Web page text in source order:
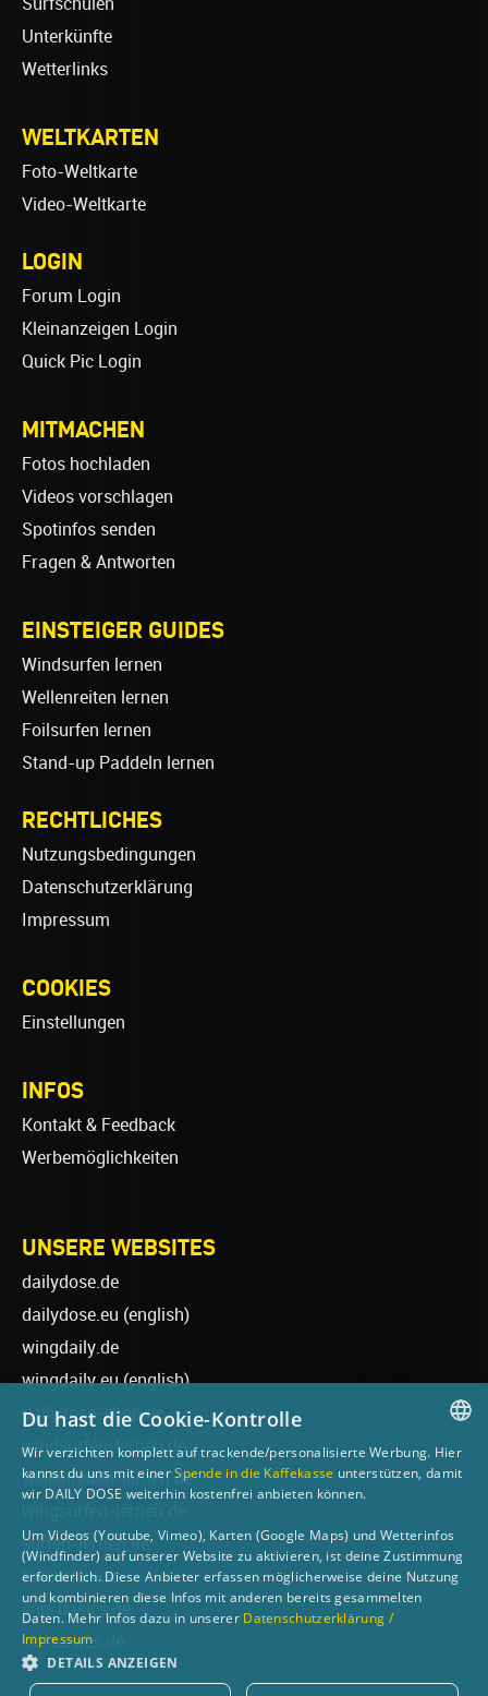
Surfschulen
Unterkünfte
Wetterlinks
WELTKARTEN
Foto-Weltkarte
Video-Weltkarte
LOGIN
Forum Login
Kleinanzeigen Login
Quick Pic Login
MITMACHEN
Fotos hochladen
Videos vorschlagen
Spotinfos senden
Fragen & Antworten
EINSTEIGER GUIDES
Windsurfen lernen
Wellenreiten lernen
Foilsurfen lernen
Stand-up Paddeln lernen
RECHTLICHES
Nutzungsbedingungen
Datenschutzerklärung
Impressum
COOKIES
Einstellungen
INFOS
Kontakt & Feedback
Werbemöglichkeiten
UNSERE WEBSITES
dailydose.de
dailydose.eu (english)
wingdaily.de
wingdaily.eu(english)
dailydose-shop.de
windsurfen-lernen.de
wellenreiten-lernen.de
surfen-lernen.de
foilsurfen.de
sup-basics.de
ski-basics.de
GERMAN
Du hast die Cookie-Kontrolle
Wir verzichten komplett auf trackende/personalisierte Werbung. Hier
kannst du uns mit einerSpende in die Kaffekasse unterstützen, damit
wir DAILY DOSE weiterhin kostenfrei anbieten können.
Um Videos (Youtube, Vimeo), Karten (Google Maps) und Wetterinfos
(Windfinder) auf unserer Website zu aktivieren, ist deine Zustimmung
erforderlich. Diese Anbieter erfassen möglicherweise deine Nutzung
und kombinieren diese Infos mit anderen bereits gesammelten
Daten. Mehr Infos dazu in unserer Datenschutzerklärung /
Impressum
DETAILS ANZEIGEN